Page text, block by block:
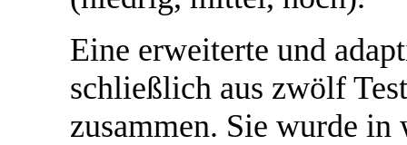
Eine erweiterte und
schließlich aus zwölf
zusammen. Sie wurde